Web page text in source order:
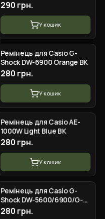
290 грн.
У кошик
Ремінець для Casio G-
Shock DW-6900 Orange BK
280 грн.
У кошик
Ремінець для Casio AE-
1000W Light Blue BK
280 грн.
У кошик
Ремінець для Casio G-
Shock DW-5600/6900/G-
5600/GW-M5610
280 грн.